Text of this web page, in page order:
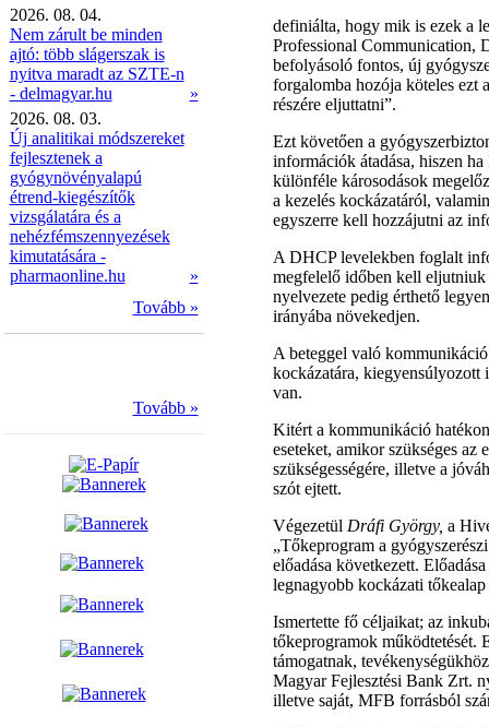
2026. 08. 04.
Nem zárult be minden
ajtó: több slágerszak is
nyitva maradt az SZTE-n
- delmagyar.hu
»
2026. 08. 03.
Új analitikai módszereket
fejlesztenek a
gyógynövényalapú
étrend-kiegészítők
vizsgálatára és a
nehézfémszennyezések
kimutatására -
pharmaonline.hu
»
Tovább »
Tovább »
definiálta, hogy mik is ezek a
Professional Communication,
befolyásoló fontos, új
forgalomba hozója köteles ezt
részére eljuttatni”.
Ezt követően a
információk átadása, hiszen
különféle károsodások
a kezelés kockázatáról,
egyszerre kell hozzájutni az
A DHCP levelekben foglalt
megfelelő időben kell eljutniuk
nyelvezete pedig érthető
irányába növekedjen.
A beteggel való
kockázatára, kiegyensúlyozott
van.
Kitért a kommunikáció
eseteket, amikor szükséges
szükségességére, illetve a
szót ejtett.
Végezetül Dráfi György, a
„Tőkeprogram a
előadása következett.
legnagyobb kockázati
Ismertette fő céljaikat; az
tőkeprogramok működtetését.
támogatnak,
Magyar Fejlesztési Bank Zrt.
illetve saját, MFB forrásból